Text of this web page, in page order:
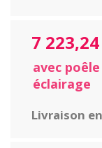
7 223,24
avec
éclairage
Livraison